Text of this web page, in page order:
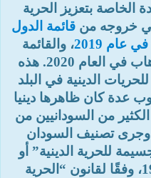
الخاصة بتعزيز الحرية
خروجه من قائمة الدول
عام 2019
، والقائمة
في العام 2020.
هذه
الدينية في البلد
عدة كان ظاهرها دينيا
من السودانيين من
وجرى تصنيف السودان
للحرية الدينية” أو
تتسامح معها منذ العام 1999، وفقًا لقانون “الحرية